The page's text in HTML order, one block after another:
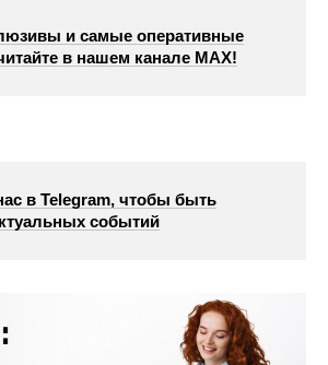
и самые оперативные
в нашем канале МАХ!
в Telegram, чтобы быть
событий